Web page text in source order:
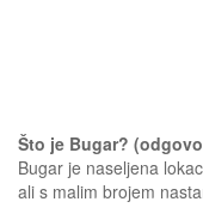
Što je Bugar?
Bugar je naseljena
ali s malim brojem